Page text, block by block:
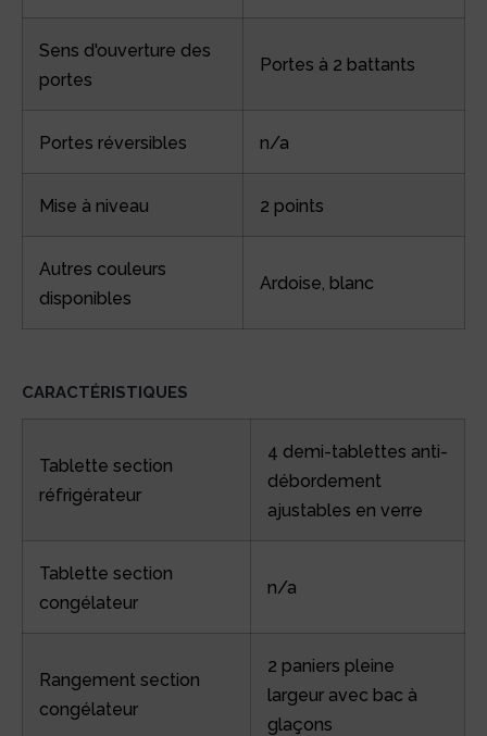
Sens d'ouverture des
portes
Portes à 2 battants
Portes réversibles n/a
Mise à niveau 2 points
Autres couleurs
disponibles
Ardoise, blanc
CARACTÉRISTIQUES
Tablette section
réfrigérateur
4 demi-tablettes anti-
débordement
ajustables en verre
Tablette section
congélateur
n/a
Rangement section
congélateur
2 paniers pleine
largeur avec bac à
glaçons